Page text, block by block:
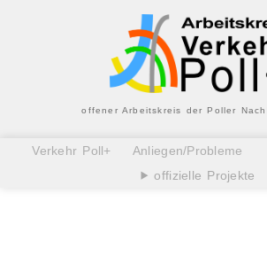
offener Arbeitskreis der Poller
Verkehr Poll+ Anliegen/Probleme
offizielle Projekte